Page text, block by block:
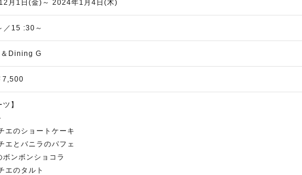
月1日(金)～ 2024年1月4日(木)
／15 :30～
Dining G
7,500
ツ】
エのショートケーキ
エとバニラのパフェ
ボンボンショコラ
エのタルト